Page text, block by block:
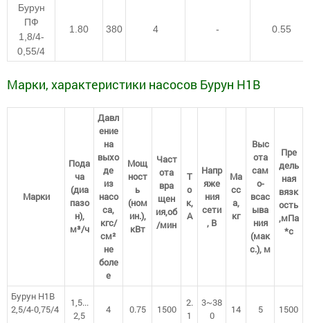
Бурун
ПФ
1,8/4-
0,55/4
1.80 380 4 - 0.55
Марки, характеристики насосов Бурун Н1В
Марки
Пода
ча
(диа
пазо
н),
м³/ч
Давл
ение
на
выхо
де
из
насо
са,
кгс/
см²
не
боле
е
Мощ
ност
ь
(ном
ин.),
кВт
Част
ота
вра
щен
ия,об
/мин
Т
о
к,
А
Напр
яже
ния
сети
, В
Ма
сс
а,
кг
Выс
ота
сам
о-
всас
ыва
ния
(мак
с.), м
Пре
дель
ная
вязк
ость
,мПа
*с
Бурун Н1В
2,5/4-0,75/4
1,5...
2,5
4 0.75 1500
2.
1
3~38
0
14 5 1500